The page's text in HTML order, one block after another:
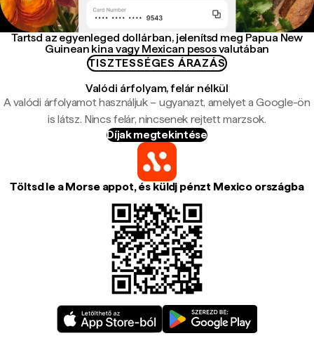
Tartsd az egyenleged dollárban, jelenítsd meg Papua New
Guinean kina vagy Mexican pesos valutában
TISZTESSÉGES ÁRAZÁS
Valódi árfolyam, felár nélkül
A valódi árfolyamot használjuk – ugyanazt, amelyet a Google-ön
is látsz. Nincs felár, nincsenek rejtett marzsok.
Díjak megtekintése
Töltsd le a Morse appot, és küldj pénzt Mexico országba